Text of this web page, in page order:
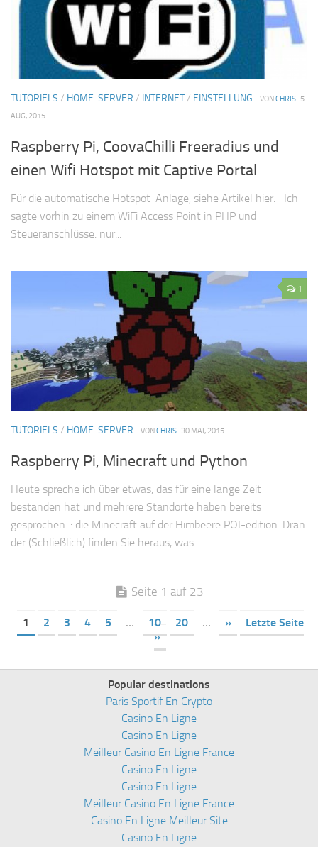
TUTORIELS / HOME-SERVER / INTERNET/ EINSTELLUNG · VONCHRIS · 5
AUG, 2015
Raspberry Pi, CoovaChilli Freeradius und
einen Wifi Hotspot mit Captive Portal
Für die automatische Hotspot-Anlage, siehe Artikel hier. Ich
sagte vorhin zu einem WiFi Access Point in PHP und
Steueranschlüsse. nur...
1
TUTORIELS / HOME-SERVER · VONCHRIS · 30 MAI, 2015
Raspberry Pi, Minecraft und Python
Heute spreche ich über etwas, das für eine lange Zeit
bestanden hat und mehrere Standorte haben bereits
gesprochen. : die Minecraft auf der Himbeere POI-edition. Dran
der (Schließlich) finden Sie heraus, was...
Seite 1 auf 23
1 2 3 4 5 … 10 20 … »
Letzte Seite
»
Popular destinations
Paris Sportif En Crypto
Casino En Ligne
Casino En Ligne
Meilleur Casino En Ligne France
Casino En Ligne
Casino En Ligne
Meilleur Casino En Ligne France
Casino En Ligne Meilleur Site
Casino En Ligne